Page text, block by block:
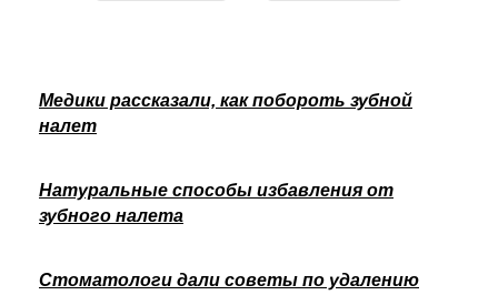
Медики рассказали, как побороть зубной
налет
Натуральные способы избавления от
зубного налета
Стоматологи дали советы по удалению